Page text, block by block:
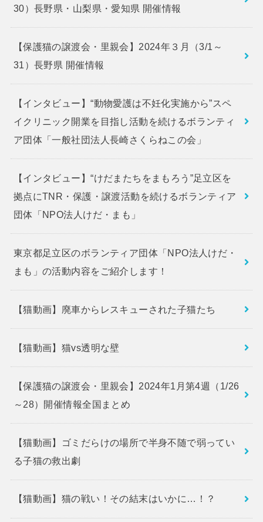
30）長野県・山梨県・愛知県 開催情報
【保護猫の譲渡会・里親会】2024年３月（3/1～
31）長野県 開催情報
【インタビュー】“動物愛護は不妊化実施から”スペ
イクリニック開業を目指し活動を続けるボランティ
ア団体「一般社団法人長崎さくらねこの会」
【インタビュー】“けだまたちをまもろう”足立区を
拠点にTNR・保護・譲渡活動を続けるボランティア
団体「NPO法人けだ・まも」
東京都足立区のボランティア団体「NPO法人けだ・
まも」の活動内容をご紹介します！
【猫動画】廃車からレスキューされた子猫たち
【猫動画】猫vs透明な壁
【保護猫の譲渡会・里親会】2024年1月第4週（1/26
～28）開催情報全国まとめ
【猫動画】ゴミだらけの場所で半身不随で弱ってい
る子猫の救出劇
【猫動画】猫の戦い！その結末はいかに…！？